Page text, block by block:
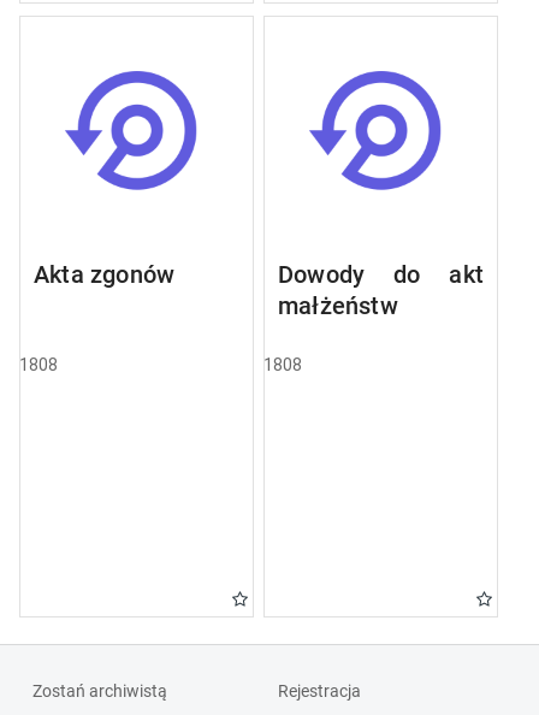
Akta zgonów
1808
Dowody do akt
małżeństw
1808
Zostań archiwistą
Rejestracja